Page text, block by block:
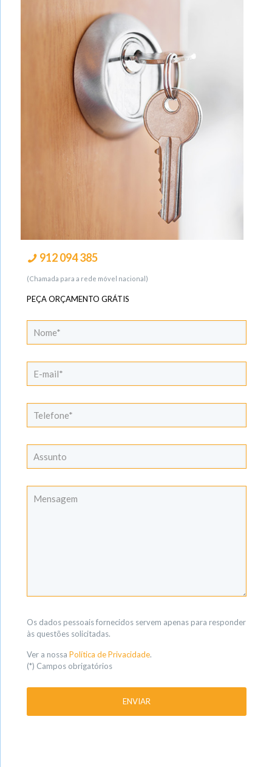
912 094 385
(Chamada para a rede móvel nacional)
PEÇA ORÇAMENTO GRÁTIS
Os dados pessoais fornecidos servem apenas para responder
às questões solicitadas.
Ver a nossa Política de Privacidade.
(*) Campos obrigatórios